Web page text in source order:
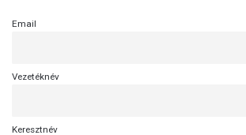
Email
Vezetéknév
Keresztnév